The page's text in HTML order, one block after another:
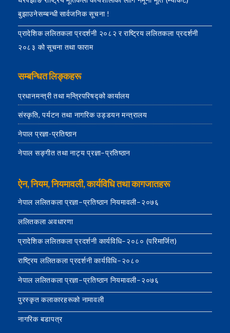
बुझाउनेसम्बन्धी सार्वजनिक सूचना !
प्रादेशिक ललितकला प्रदर्शनी २०८२ र राष्ट्रिय ललितकला प्रदर्शनी
२०८३ को सूचना तथा फाराम
सम्बन्धित लिङ्कहरू
प्रधानमन्त्री तथा मन्त्रिपरिषद्को कार्यालय
संस्कृति, पर्यटन तथा नागरिक उड्डयन मन्त्रालय
नेपाल प्रज्ञा-प्रतिष्ठान
नेपाल सङ्गीत तथा नाट्य प्रज्ञा–प्रतिष्ठान
ऐन, नियम, नियमावली, कार्यविधि तथा कागजातहरू
नेपाल ललितकला प्रज्ञा–प्रतिष्ठान नियमावली–२०७६
ललितकला अवधारणा
प्रादेशिक ललितकला प्रदर्शनी कार्यविधि–२०८० (परिमार्जित)
राष्ट्रिय ललितकला प्रदर्शनी कार्यविधि–२०८०
नेपाल ललितकला प्रज्ञा–प्रतिष्ठान नियमावली–२०७६
पुरस्कृत कलाकारहरूको नामावली
नागरिक बडापत्र